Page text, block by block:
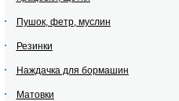
Пушок, фетр, муслин
Резинки
Наждачка для бормашин
Матовки